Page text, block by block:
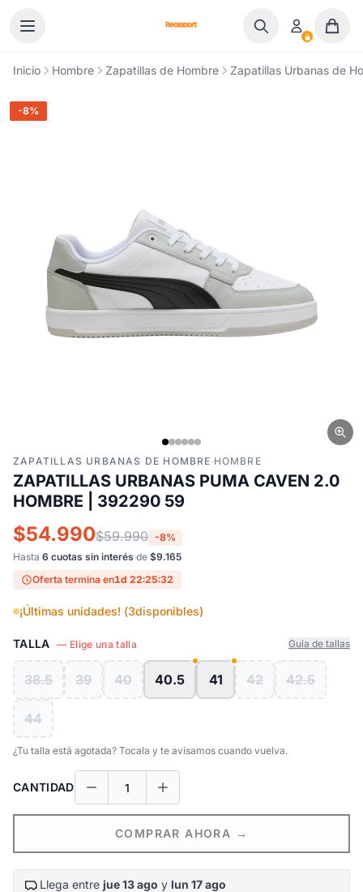
Inicio Hombre Zapatillas de Hombre Zapatillas Urbanas de
-8%
ZAPATILLAS URBANAS DE HOMBRE ·HOMBRE
ZAPATILLAS URBANAS PUMA CAVEN 2.0
HOMBRE | 392290 59
$54.990$59.990 -8%
Hasta 6 cuotas sin interés de $9.165
Oferta termina en1d 22:25:31
¡Últimas unidades! (3disponibles)
TALLA — Elige una talla Guía de tallas
38.5 39 40 40.5 41 42 42.5
44
¿Tu talla está agotada? Tocala y te avisamos cuando vuelva.
CANTIDAD
COMPRAR AHORA →
Llega entre jue 13 ago y lun 17 ago